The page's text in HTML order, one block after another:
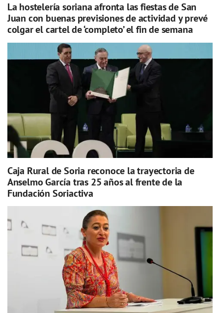
La hostelería soriana afronta las fiestas de San
Juan con buenas previsiones de actividad y prevé
colgar el cartel de ‘completo’ el fin de semana
Caja Rural de Soria reconoce la trayectoria de
Anselmo García tras 25 años al frente de la
Fundación Soriactiva